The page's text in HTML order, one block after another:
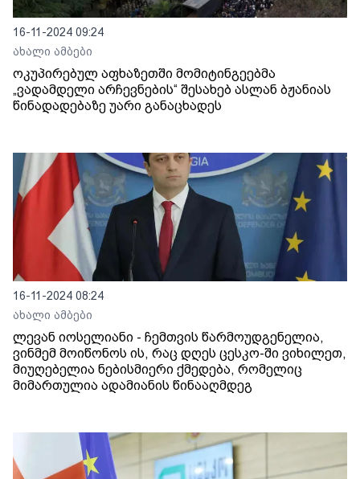
16-11-2024 09:24
ახალი ამბები
ოკუპირებულ აფხაზეთში მომიტინგეებმა
„ვადამდელი არჩევნების“ შესახებ ასლან ბჟანიას
წინადადებაზე უარი განაცხადეს
16-11-2024 08:24
ახალი ამბები
ლევან იოსელიანი - ჩემთვის წარმოუდგენელია,
ვინმემ მოიწონოს ის, რაც დღეს ცესკო-ში ვიხილეთ,
მიუღებელია ნებისმიერი ქმედება, რომელიც
მიმართულია ადამიანის წინააღმდეგ